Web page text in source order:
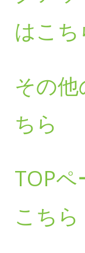
はこち
その他
ちら
TOP
こちら